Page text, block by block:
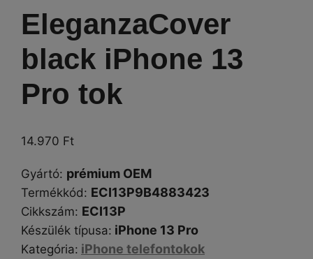
EleganzaCover
black iPhone 13
Pro tok
14.970 Ft
Gyártó: prémium OEM
Termékkód: ECI13P9B4883423
Cikkszám: ECI13P
Készülék típusa: iPhone 13 Pro
Kategória: iPhone telefontokok